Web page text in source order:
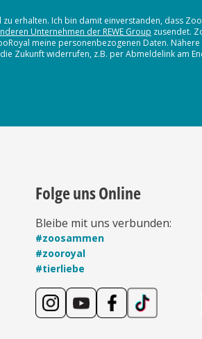
erhalten. Ich bin damit einverstanden, dass
Unternehmen der REWE Group zusendet.
meine personenbezogenen Daten.
Zukunft widerrufen, z.B. per Abmeldelink am
Folge uns Online
Bleibe mit uns verbunden:
#zoosammen
#zooroyal
#tierliebe